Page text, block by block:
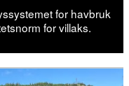
for havbruk
for villaks.